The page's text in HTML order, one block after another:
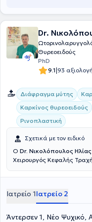
Dr.
Θυρεοειδούς
PhD
9.1|93
Διάφραγμα μύτης
Καρκίνος θυρεοειδούς
Ρινοπλαστική
Σχετικά με τον ειδικό
Ο Dr. Νικολόπουλος Ηλίας
Χειρουργός Κεφαλής
Ωτορινολαρυγγολογικής
Πανεπιστημίου Αθηνών και
ίδρυμα. Έχει λάβει
Ωτορινολαρυγγολογία
Ιατρείο 1Ιατρείο 2
Άντερσεν 1, Νέο Ψυχικό,